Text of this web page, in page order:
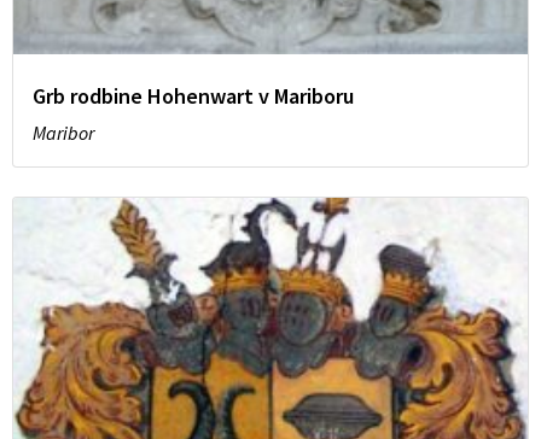
Grb rodbine Hohenwart v Mariboru
Maribor